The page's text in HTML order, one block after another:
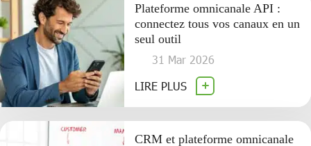
Plateforme omnicanale API :
connectez tous vos canaux en un
seul outil
31 Mar 2026
LIRE PLUS
CRM et plateforme omnicanale